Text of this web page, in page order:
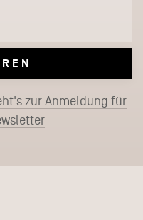
zur Anmeldung für